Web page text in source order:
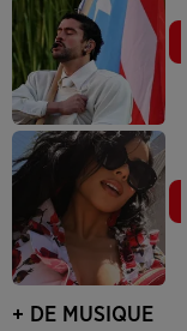
+ DE MUSIQUE